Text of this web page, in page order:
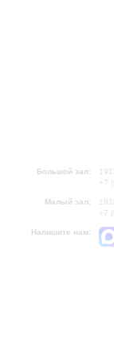
Большой зал:
+7
Малый зал:
+7
Напишите нам: